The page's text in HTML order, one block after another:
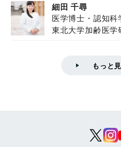
細田 千尋
医学博士・認知
東北大学加齢医学
もっと